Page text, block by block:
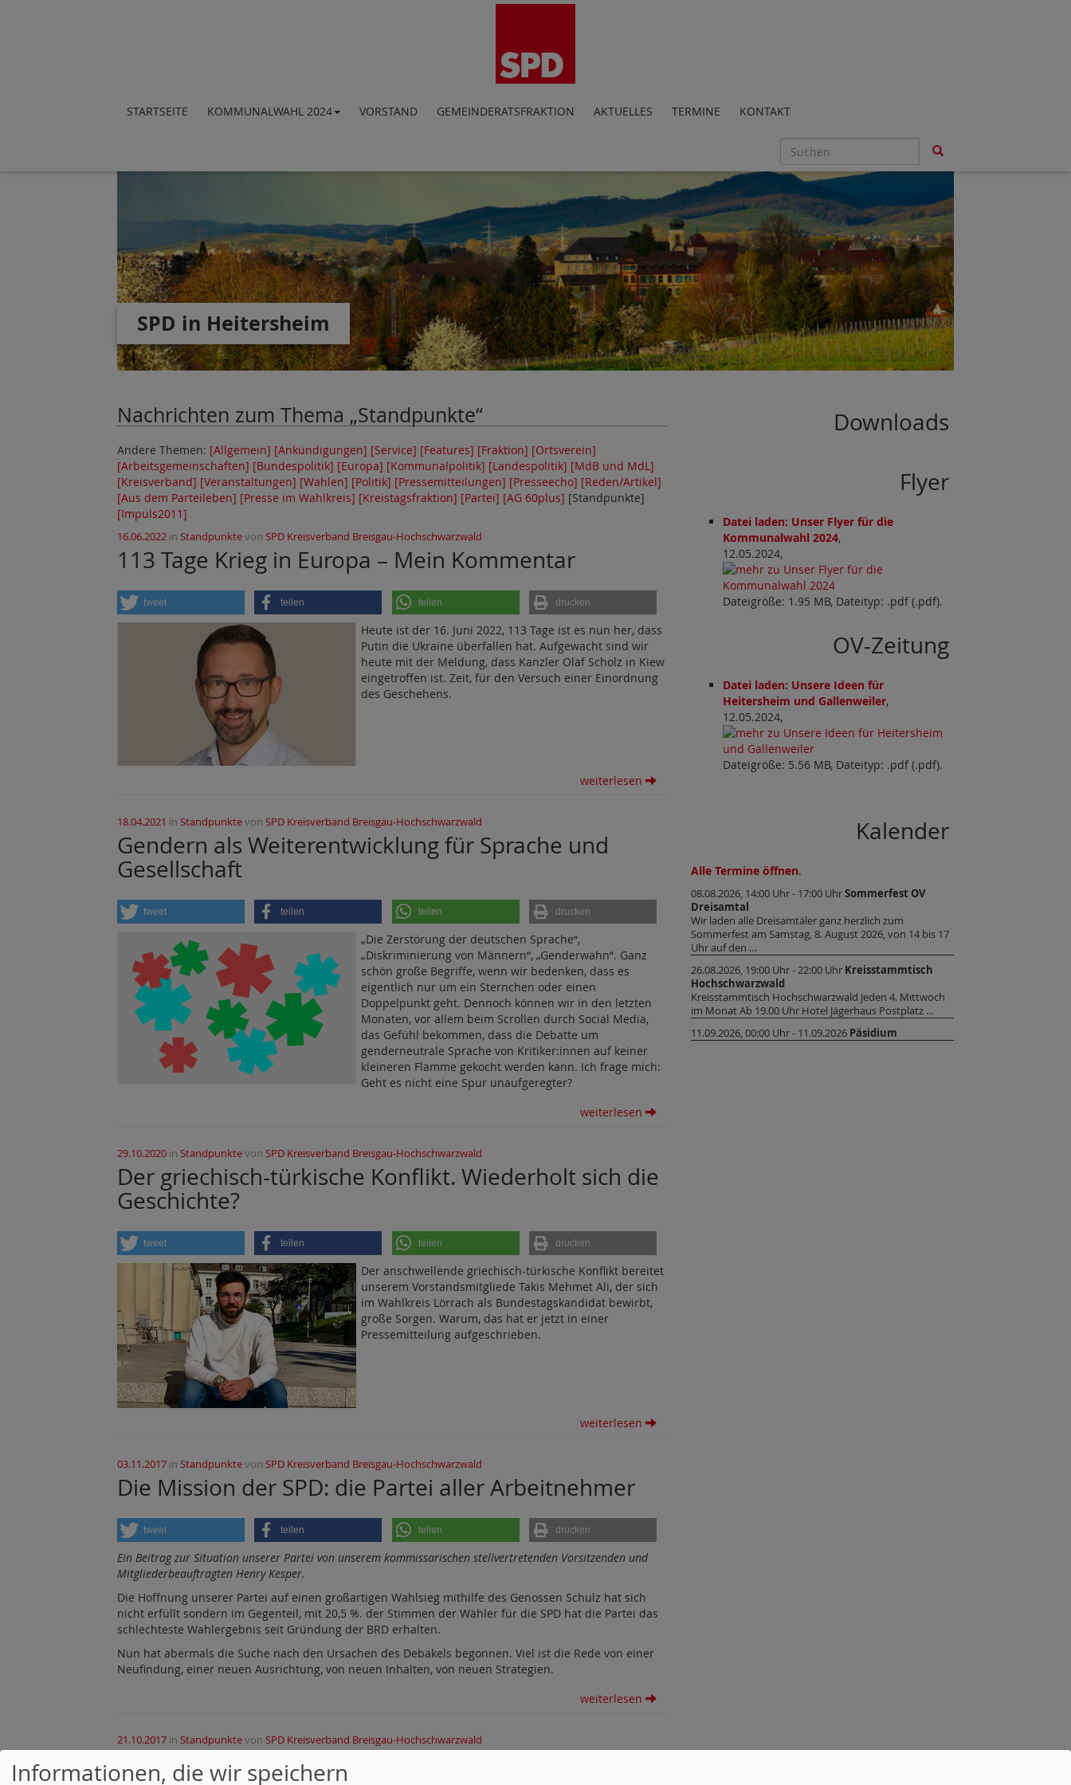
STARTSEITE KOMMUNALWAHL 2024 VORSTAND GEMEINDERATSFRAKTION AKTUELLES TERMINE KONTAKT
SPD in Heitersheim
Nachrichten zum Thema Standpunkte
Andere Themen: [Allgemein] [Ankündigungen] [Service] [Features] [Fraktion] [Ortsverein]
[Arbeitsgemeinschaften] [Bundespolitik] [Europa] [Kommunalpolitik] [Landespolitik] [MdB und MdL]
[Kreisverband] [Veranstaltungen] [Wahlen] [Politik] [Pressemitteilungen] [Presseecho] [Reden/Artikel]
[Aus dem Parteileben] [Presse im Wahlkreis] [Kreistagsfraktion] [Partei] [AG 60plus] [Standpunkte]
[Impuls2011]
16.06.2022 in Standpunktevon SPD Kreisverband Breisgau-Hochschwarzwald
113 Tage Krieg in Europa – Mein Kommentar
tweet teilen teilen drucken
Heute ist der 16. Juni 2022, 113 Tage ist es nun her, dass
Putin die Ukraine überfallen hat. Aufgewacht sind wir
heute mit der Mel­dung, dass Kanzler Olaf Scholz in Kiew
eingetroffen ist. Zeit, für den Versuch einer Einordnung
des Geschehens.
weiterlesen
18.04.2021 in Standpunktevon SPD Kreisverband Breisgau-Hochschwarzwald
Gendern als Weiterentwicklung für Sprache und
Gesellschaft
tweet teilen teilen drucken
„Die Zerstörung der deutschen Sprache“,
„Diskriminierung von Männern“, „Genderwahn“. Ganz
schön große Begriffe, wenn wir bedenken, dass es
eigentlich nur um ein Sternchen oder einen
Doppelpunkt geht. Dennoch können wir in den letzten
Monaten, vor allem beim Scrollen durch Social Media,
das Gefühl bekommen, dass die Debatte um
genderneutrale Sprache von Kritiker:innen auf keiner
kleineren Flamme gekocht werden kann. Ich frage mich:
Geht es nicht eine Spur unaufgeregter?
weiterlesen
29.10.2020 in Standpunktevon SPD Kreisverband Breisgau-Hochschwarzwald
Der griechisch-türkische Konflikt. Wiederholt sich die
Geschichte?
tweet teilen teilen drucken
Der anschwellende griechisch-türkische Konflikt bereitet
unserem Vorstandsmitgliede Takis Mehmet Ali, der sich
im Wahlkreis Lörrach als Bundestagskandidat bewirbt,
große Sorgen. Warum, das hat er jetzt in einer
Pressemitteilung aufgeschrieben.
weiterlesen
03.11.2017 in Standpunktevon SPD Kreisverband Breisgau-Hochschwarzwald
Die Mission der SPD: die Partei aller Arbeitnehmer
tweet teilen teilen drucken
Ein Beitrag zur Situation unserer Partei von unserem kommissarischen stellvertretenden Vorsitzenden und
Mitgliederbeauftragten Henry Kesper.
Die Hoffnung unserer Partei auf einen großartigen Wahlsieg mithilfe des Genossen Schulz hat sich
nicht erfüllt sondern im Gegenteil, mit 20,5 %. der Stimmen der Wähler für die SPD hat die Partei das
schlechteste Wahlergebnis seit Gründung der BRD erhalten.
Nun hat abermals die Suche nach den Ursachen des Debakels begonnen. Viel ist die Rede von einer
Neufindung, einer neuen Ausrichtung, von neuen Inhalten, von neuen Strategien.
weiterlesen
21.10.2017 in Standpunktevon SPD Kreisverband Breisgau-Hochschwarzwald
Nach der Bundestagswahl - wie soll es weitergehen?
Downloads
Flyer
Datei laden: Unser Flyer für die
Kommunalwahl 2024,
12.05.2024,
Dateigröße: 1.95 MB, Dateityp: .pdf (.pdf).
OV-Zeitung
Datei laden: Unsere Ideen für
Heitersheim und Gallenweiler,
12.05.2024,
Dateigröße: 5.56 MB, Dateityp: .pdf (.pdf).
Kalender
Alle Termine öffnen.
08.08.2026, 14:00 Uhr - 17:00 UhrSommerfest OV
Dreisamtal
Wir laden alle Dreisamtäler ganz herzlich zum
Sommerfest am Samstag, 8. August 2026, von 14 bis 17
Uhr auf den …
26.08.2026, 19:00 Uhr - 22:00 Uhr Kreisstammtisch
Hochschwarzwald
Kreisstammtisch Hochschwarzwald Jeden 4. Mittwoch
im Monat Ab 19.00 Uhr Hotel Jägerhaus Postplatz …
11.09.2026, 00:00 Uhr - 11.09.2026 Päsidium
Informationen, die wir speichern